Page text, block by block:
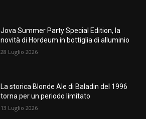
Jova Summer Party Special Edition, la
novità di Hordeum in bottiglia di alluminio
28 Luglio 2026
La storica Blonde Ale di Baladin del 1996
torna per un periodo limitato
13 Luglio 2026